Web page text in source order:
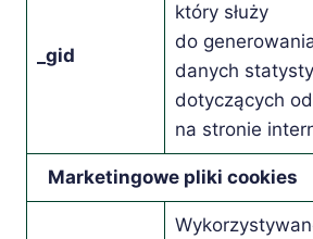
_gid
który służy
do
danych
dotyczących
na stronie
Marketingowe pliki cookies